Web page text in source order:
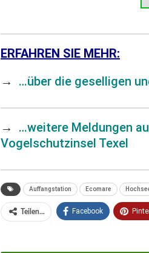
ERFAHREN SIE MEHR:
→ …über die geselligen
→ …weitere Meldungen
Vogelschutzinsel Texel
Auffangstation Ecomare
Teilen... Facebook